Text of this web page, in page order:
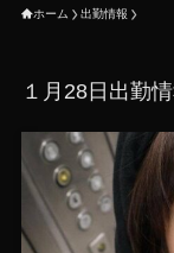
ホーム 出勤情報
１月28日出勤